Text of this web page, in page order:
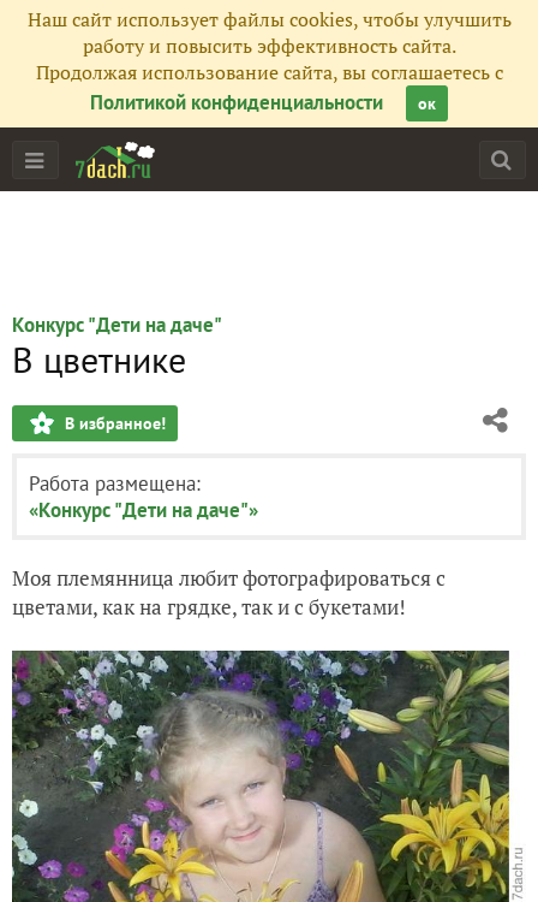
Наш сайт использует файлы cookies, чтобы улучшить
работу и повысить эффективность сайта.
Продолжая использование сайта, вы соглашаетесь с
Политикой конфиденциальности
ок
Конкурс "Дети на даче"
В цветнике
В избранное!
Работа размещена:
«Конкурс "Дети на даче"»
Моя племянница любит фотографироваться с
цветами, как на грядке, так и с букетами!